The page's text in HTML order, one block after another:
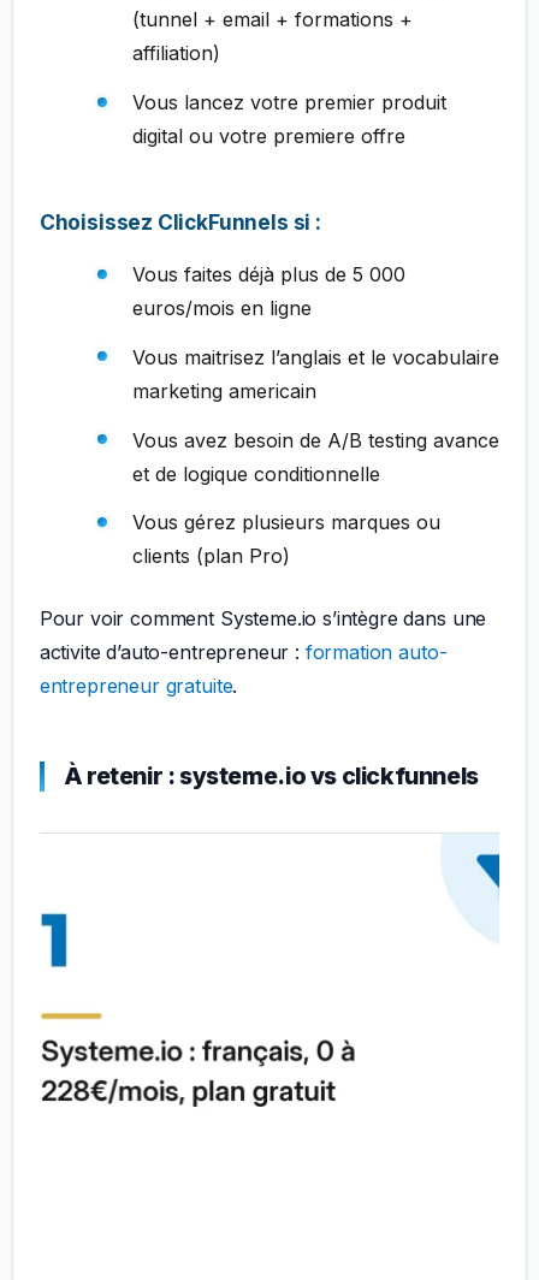
(tunnel + email + formations +
affiliation)
Vous lancez votre premier produit
digital ou votre premiere offre
Choisissez ClickFunnels si :
Vous faites déjà plus de 5 000
euros/mois en ligne
Vous maitrisez l’anglais et le vocabulaire
marketing americain
Vous avez besoin de A/B testing avance
et de logique conditionnelle
Vous gérez plusieurs marques ou
clients (plan Pro)
Pour voir comment Systeme.io s’intègre dans une
activite d’auto-entrepreneur : formation auto-
entrepreneur gratuite.
À retenir : systeme.io vs clickfunnels